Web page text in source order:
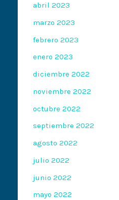
abril 2023
marzo 2023
febrero 2023
enero 2023
diciembre 2022
noviembre 2022
octubre 2022
septiembre 2022
agosto 2022
julio 2022
junio 2022
mayo 2022